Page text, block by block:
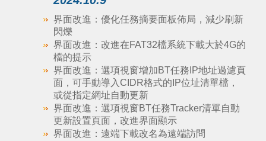
界面改進：優化任務摘要面板佈局，減少刷新
閃爍
界面改進：改進在FAT32檔系統下載大於4G的
檔的提示
界面改進：選項視窗增加BT任務IP地址過濾頁
面，可手動導入CIDR格式的IP位址清單檔，
或從指定網址自動更新
界面改進：選項視窗BT任務Tracker清單自動
更新設置頁面，改進界面顯示
界面改進：遠端下載改名為遠端訪問